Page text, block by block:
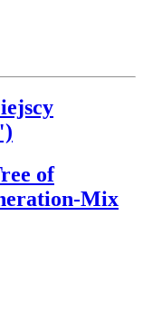
of
Mix